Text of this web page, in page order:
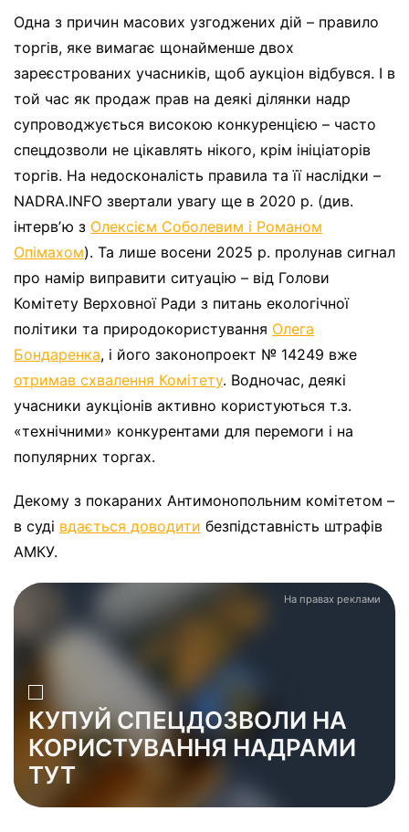
Одна з причин масових узгоджених дій – правило
торгів, яке вимагає щонайменше двох
зареєстрованих учасників, щоб аукціон відбувся. І в
той час як продаж прав на деякі ділянки надр
супроводжується високою конкуренцією – часто
спецдозволи не цікавлять нікого, крім ініціаторів
торгів. На недосконалість правила та її наслідки –
NADRA.INFO звертали увагу ще в 2020 р. (див.
інтервʼю з Олексієм Соболевим і Романом
Опімахом). Та лише восени 2025 р. пролунав сигнал
про намір виправити ситуацію – від Голови
Комітету Верховної Ради з питань екологічної
політики та природокористування Олега
Бондаренка, і його законопроект № 14249 вже
отримав схвалення Комітету. Водночас, деякі
учасники аукціонів активно користуються т.з.
«технічними» конкурентами для перемоги і на
популярних торгах.
Декому з покараних Антимонопольним комітетом –
в суді вдається доводити безпідставність штрафів
АМКУ.
На правах реклами
КУПУЙ СПЕЦДОЗВОЛИ НА
КОРИСТУВАННЯ НАДРАМИ
ТУТ